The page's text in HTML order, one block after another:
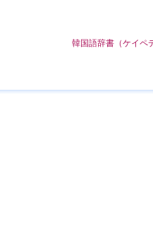
韓国語辞書（ケイペ